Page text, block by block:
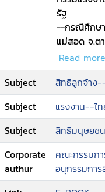
เกี่ยวกับมาต
--บทวิพากษ์
(TLS.8001-
--ILO กับปร
--อนุสัญญา
--การให้สัต
9 ประเทศ
--มาตรฐานแ
แนวคิด CSR
--กรณีศึกษ
แรงงานไทย
--แนวพิจาร
อนุสัญญาฉ
รัฐ
--กรณีศึกษา
แม่สอด จ.
--บทวิพากษ์
มาตรการค
--ข้อเสนอข
และพันธมิต
--ข้อเสนอข
--แนวคิดคว
ทางออก.
Read more
Subject
สิทธิลูกจ้าง
Subject
แรงงาน--ไ
Subject
สิทธิมนุษยชน
Corporate
authur
คณะกรรมก
อนุกรรมการ